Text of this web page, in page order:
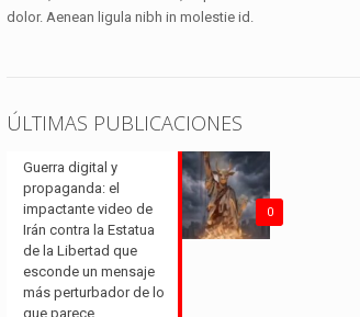
dolor. Aenean ligula nibh in molestie id.
ÚLTIMAS PUBLICACIONES
0
Guerra digital y
propaganda: el
impactante video de
Irán contra la Estatua
de la Libertad que
esconde un mensaje
más perturbador de lo
que parece